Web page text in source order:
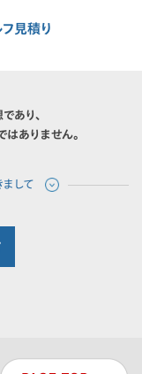
見積り
あり、
ありません。